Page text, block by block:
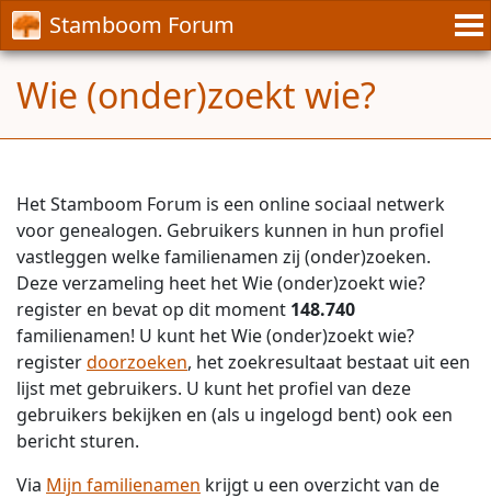
Stamboom Forum
Wie (onder)zoekt wie?
Het Stamboom Forum is een online sociaal netwerk
voor genealogen. Gebruikers kunnen in hun profiel
vastleggen welke familienamen zij (onder)zoeken.
Deze verzameling heet het Wie (onder)zoekt wie?
register en bevat op dit moment 148.740
familienamen! U kunt het Wie (onder)zoekt wie?
registerdoorzoeken, het zoekresultaat bestaat uit een
lijst met gebruikers. U kunt het profiel van deze
gebruikers bekijken en (als u ingelogd bent) ook een
bericht sturen.
Via Mijn familienamen krijgt u een overzicht van de